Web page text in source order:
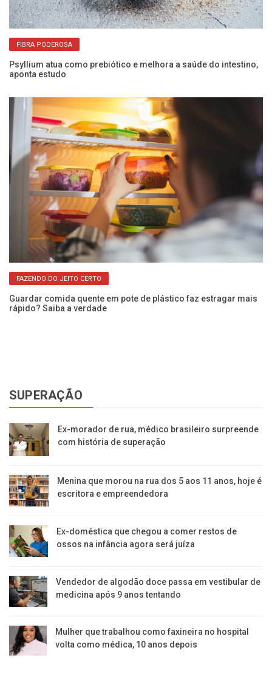
FIBRA PODEROSA
Psyllium atua como prebiótico e melhora a saúde do intestino,
aponta estudo
FAZENDO DO JEITO CERTO
Guardar comida quente em pote de plástico faz estragar mais
rápido? Saiba a verdade
SUPERAÇÃO
Ex-morador de rua, médico brasileiro surpreende
com história de superação
Menina que morou na rua dos 5 aos 11 anos, hoje é
escritora e empreendedora
Ex-doméstica que chegou a comer restos de
ossos na infância agora será juíza
Vendedor de algodão doce passa em vestibular de
medicina após 9 anos tentando
Mulher que trabalhou como faxineira no hospital
volta como médica, 10 anos depois